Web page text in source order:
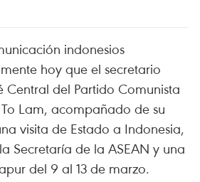
indonesios
hoy que el secretario
del Partido Comunista
Lam, acompañado de su
visita de Estado a Indonesia,
Secretaría de la ASEAN y una
del 9 al 13 de marzo.